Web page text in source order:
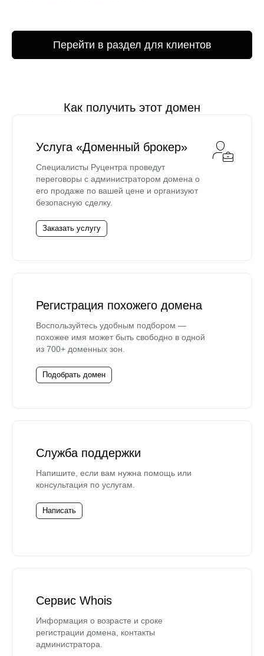
Перейти в раздел для клиентов
Как получить этот домен
Услуга «Доменный брокер»
Специалисты Руцентра проведут
переговоры с администратором домена о
его продаже по вашей цене и организуют
безопасную сделку.
Заказать услугу
Регистрация похожего домена
Воспользуйтесь удобным подбором —
похожее имя может быть свободно в одной
из 700+ доменных зон.
Подобрать домен
Служба поддержки
Напишите, если вам нужна помощь или
консультация по услугам.
Написать
Сервис Whois
Информация о возрасте и сроке
регистрации домена, контакты
администратора.